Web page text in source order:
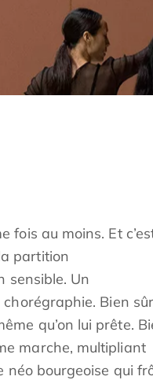
fois au moins. Et
partition
sensible. Un
Bien
qu’on lui prête.
marche, multipliant
néo bourgeoise qui